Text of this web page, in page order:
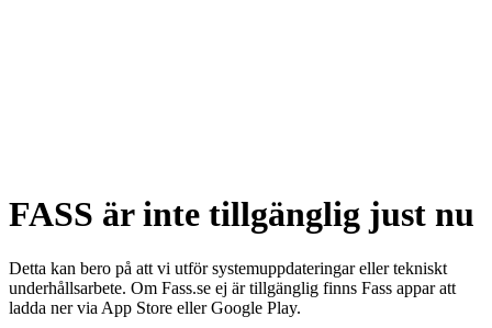
FASS är inte tillgänglig just nu
Detta kan bero på att vi utför systemuppdateringar eller tekniskt
underhållsarbete. Om Fass.se ej är tillgänglig finns Fass appar att
ladda ner via App Store eller Google Play.